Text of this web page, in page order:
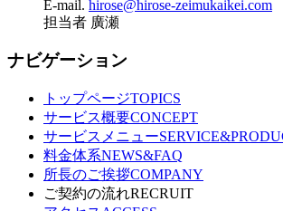
E-mail. hirose@hirose-zeimukaikei.com
担当者 廣瀬
ナビゲーション
トップページTOPICS
サービス概要CONCEPT
サービスメニュー
料金体系NEWS&FAQ
所長のご挨拶COMPANY
ご契約の流れRECRUIT